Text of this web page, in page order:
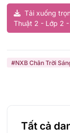
Tải xuống
Thuật 2 - Lớp 2 -
#NXB Chân Trời
Tất cả